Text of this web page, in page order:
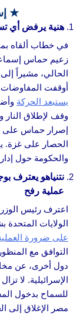
★
هنية يرفض أي
في خطاب ألقاه
زعيم حماس
الحالي، مشيراً
أوقفت
يستبعد الحركة
وقف لإطلاق
إصرار حماس على
الحصار على غزة.
والحكومة حول
نتنياهو يعترف
عملية رفح
اعترف رئيس
الولايات المتحدة
على ضرورة
التوافق مع
دول أخرى، عن
الإسرائيلية. لا
للسماح بدخول
مصر الإغلاق إلى